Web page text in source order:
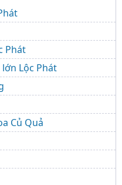
Phát
Lộc Phát
Củ Quả